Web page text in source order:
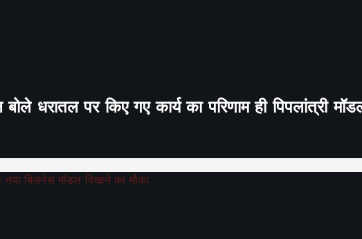
बोले धरातल पर किए गए कार्य का परिणाम ही पिपलांत्री